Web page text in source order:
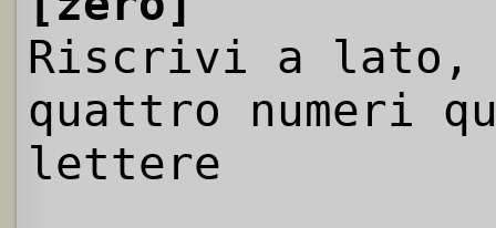
Riscrivi a
quattro numeri
lettere